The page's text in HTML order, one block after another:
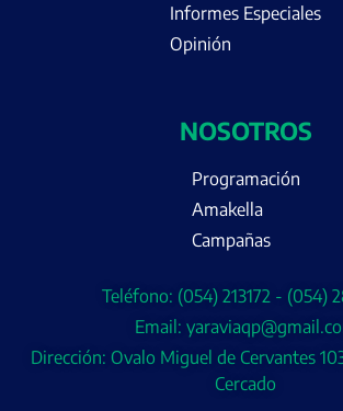
Informes Especiales
Opinión
NOSOTROS
Programación
Amakella
Campañas
Teléfono: (054) 213172 - (054)
Email:
Dirección: Ovalo Miguel de Cervantes
Cercado